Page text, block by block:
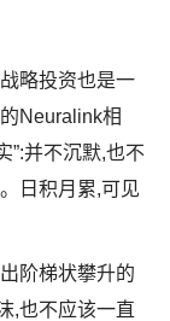
略投资也是一
Neuralink相
”:并不沉默,也不
日积月累,可见
阶梯状攀升的
,也不应该一直